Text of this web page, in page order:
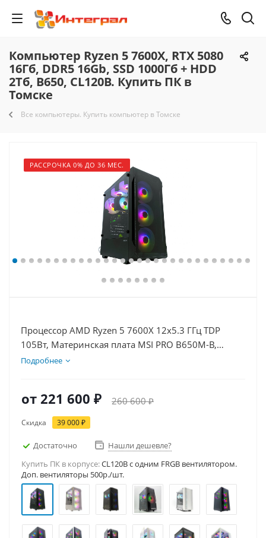
Компьютер Ryzen 5 7600X, RTX 5080
16Гб, DDR5 16Gb, SSD 1000Гб + HDD
2Тб, B650, CL120B. Купить ПК в
Томске
Все компьютеры. Купить компьютер в Томске
РАССРОЧКА 0% ДО 36 МЕС.
Процессор AMD Ryzen 5 7600X 12x5.3 ГГц TDP
105Вт, Материнская плата MSI PRO B650M-B,
Видеокарта RTX 5080 16Гб, Память DDR5 16Gb,
Подробнее
от 221 600 ₽ 260 600 ₽
Скидка 39 000 ₽
Достаточно
Нашли дешевле?
Купить ПК в корпусе:CL120B c одним FRGB вентилятором.
Доп. вентиляторы 500р./шт.